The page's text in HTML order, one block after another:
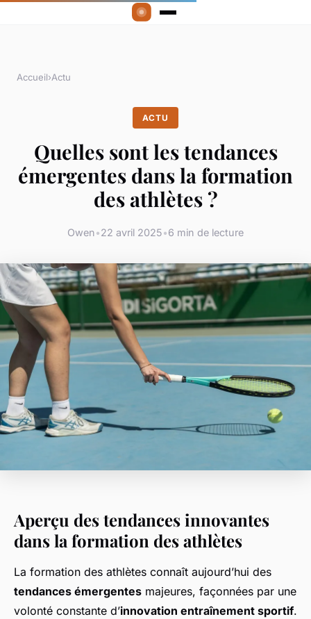
Accueil›Actu
ACTU
Quelles sont les tendances
émergentes dans la formation
des athlètes ?
Owen•22 avril 2025•6 min de lecture
Aperçu des tendances innovantes
dans la formation des athlètes
La formation des athlètes connaît aujourd’hui des
tendances émergentes majeures, façonnées par une
volonté constante d’innovation entraînement sportif.